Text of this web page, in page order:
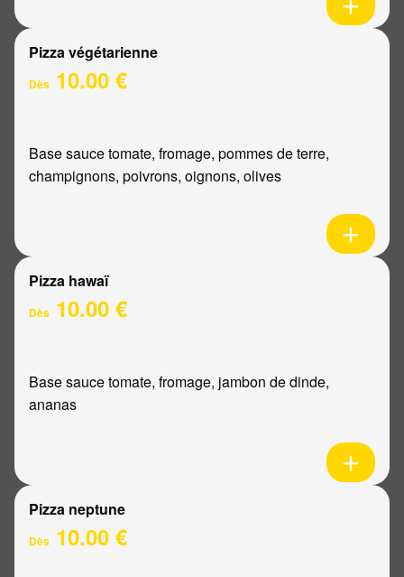
Pizza végétarienne
Dès 10.00 €
Base sauce tomate, fromage, pommes de terre,
champignons, poivrons, oignons, olives
Pizza hawaï
Dès 10.00 €
Base sauce tomate, fromage, jambon de dinde,
ananas
Pizza neptune
Dès 10.00 €